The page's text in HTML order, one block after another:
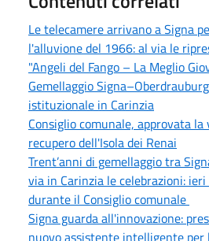
Le telecamere arrivano a Signa
l'alluvione del 1966: al via le
"Angeli del Fango – La Meglio
Gemellaggio
istituzionale in Carinzia
Consiglio comunale, approvata
recupero dell'Isola dei Renai
Trent’anni di gemellaggio tra
via in Carinzia le celebrazioni:
durante il Consiglio comunale
Signa guarda all'innovazione:
nuovo assistente intelligente